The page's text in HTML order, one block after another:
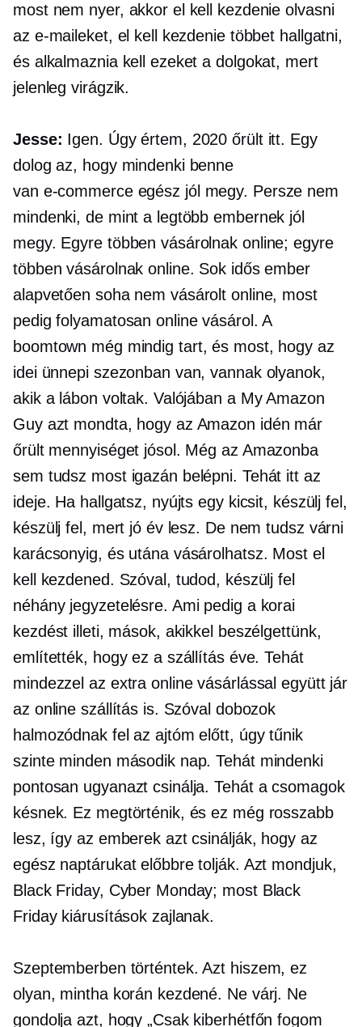
most nem nyer, akkor el kell kezdenie olvasni
az e-maileket, el kell kezdenie többet hallgatni,
és alkalmaznia kell ezeket a dolgokat, mert
jelenleg virágzik.
Jesse: Igen. Úgy értem, 2020 őrült itt. Egy
dolog az, hogy mindenki benne
van e-commerceegész jól megy. Persze nem
mindenki, de mint a legtöbb embernek jól
megy. Egyre többen vásárolnak online; egyre
többen vásárolnak online. Sok idős ember
alapvetően soha nem vásárolt online, most
pedig folyamatosan online vásárol. A
boomtown még mindig tart, és most, hogy az
idei ünnepi szezonban van, vannak olyanok,
akik a lábon voltak. Valójában a My Amazon
Guy azt mondta, hogy az Amazon idén már
őrült mennyiséget jósol. Még az Amazonba
sem tudsz most igazán belépni. Tehát itt az
ideje. Ha hallgatsz, nyújts egy kicsit, készülj fel,
készülj fel, mert jó év lesz. De nem tudsz várni
karácsonyig, és utána vásárolhatsz. Most el
kell kezdened. Szóval, tudod, készülj fel
néhány jegyzetelésre. Ami pedig a korai
kezdést illeti, mások, akikkel beszélgettünk,
említették, hogy ez a szállítás éve. Tehát
mindezzel az extra online vásárlással együtt jár
az online szállítás is. Szóval dobozok
halmozódnak fel az ajtóm előtt, úgy tűnik
szinte minden második nap. Tehát mindenki
pontosan ugyanazt csinálja. Tehát a csomagok
késnek. Ez megtörténik, és ez még rosszabb
lesz, így az emberek azt csinálják, hogy az
egész naptárukat előbbre tolják. Azt mondjuk,
Black Friday, Cyber ​​Monday; most Black
Friday kiárusítások zajlanak.
Szeptemberben történtek. Azt hiszem, ez
olyan, mintha korán kezdené. Ne várj. Ne
gondolja azt, hogy „Csak kiberhétfőn fogom